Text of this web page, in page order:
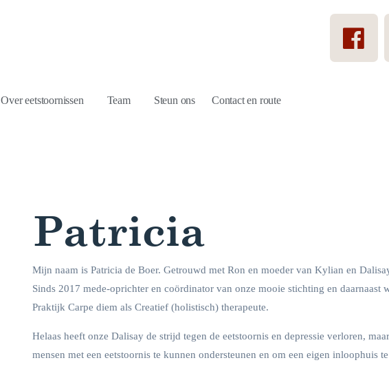
Over eetstoornissen Team Steun ons Contact en route
Patricia
Mijn naam is Patricia de Boer. Getrouwd met Ron en moeder van Kylian en
Sinds 2017 mede-oprichter en coördinator van onze mooie stichting en daarnaast
Praktijk Carpe diem als Creatief (holistisch) therapeute.
Helaas heeft onze Dalisay de strijd tegen de eetstoornis en depressie verloren,
mensen met een eetstoornis te kunnen ondersteunen en om een eigen inloophuis